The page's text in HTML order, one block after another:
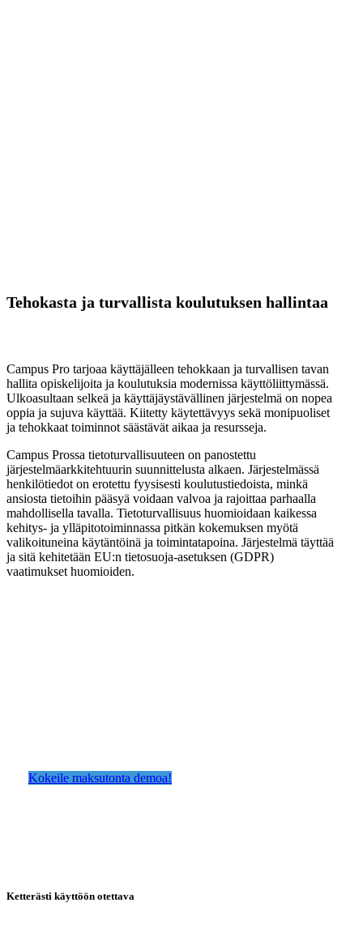
Tehokasta ja turvallista koulutuksen hallintaa
Campus Pro tarjoaa käyttäjälleen tehokkaan ja turvallisen tavan
hallita opiskelijoita ja koulutuksia modernissa käyttöliittymässä.
Ulkoasultaan selkeä ja käyttäjäystävällinen järjestelmä on nopea
oppia ja sujuva käyttää. Kiitetty käytettävyys sekä monipuoliset
ja tehokkaat toiminnot säästävät aikaa ja resursseja.
Campus Prossa tietoturvallisuuteen on panostettu
järjestelmäarkkitehtuurin suunnittelusta alkaen. Järjestelmässä
henkilötiedot on erotettu fyysisesti koulutustiedoista, minkä
ansiosta tietoihin pääsyä voidaan valvoa ja rajoittaa parhaalla
mahdollisella tavalla. Tietoturvallisuus huomioidaan kaikessa
kehitys- ja ylläpitotoiminnassa pitkän kokemuksen myötä
valikoituneina käytäntöinä ja toimintatapoina. Järjestelmä täyttää
ja sitä kehitetään EU:n tietosuoja-asetuksen (GDPR)
vaatimukset huomioiden.
Kokeile maksutonta demoa!
Ketterästi käyttöön otettava